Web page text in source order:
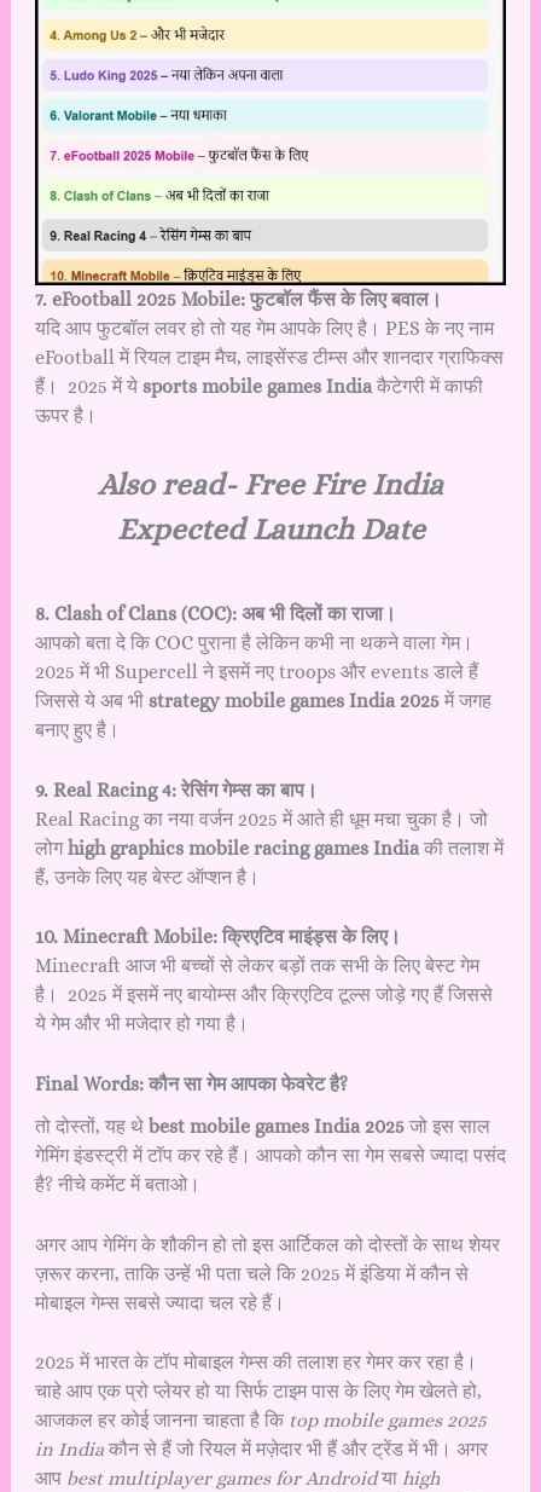
7. eFootball 2025 Mobile: फुटबॉल फैंस के लिए बवाल।
यदि आप फुटबॉल लवर हो तो यह गेम आपके लिए है। PES के नए नाम
eFootball में रियल टाइम मैच, लाइसेंस्ड टीम्स और शानदार ग्राफिक्स
हैं। 2025 में ये sports mobile games Indiaकैटेगरी में काफी
ऊपर है।
Also read- Free Fire India
Expected Launch Date
8. Clash of Clans (COC): अब भी दिलों का राजा।
आपको बता दे कि COC पुराना है लेकिन कभी ना थकने वाला गेम।
2025 में भी Supercell ने इसमें नए troops और events डाले हैं
जिससे ये अब भी strategy mobile games India 2025में जगह
बनाए हुए है।
9. Real Racing 4: रेसिंग गेम्स का बाप।
Real Racing का नया वर्जन 2025 में आते ही धूम मचा चुका है। जो
लोगhigh graphics mobile racing games Indiaकी तलाश में
हैं, उनके लिए यह बेस्ट ऑप्शन है।
10. Minecraft Mobile: क्रिएटिव माइंड्स के लिए।
Minecraft आज भी बच्चों से लेकर बड़ों तक सभी के लिए बेस्ट गेम
है। 2025 में इसमें नए बायोम्स और क्रिएटिव टूल्स जोड़े गए हैं जिससे
ये गेम और भी मजेदार हो गया है।
Final Words: कौन सा गेम आपका फेवरेट है?
तो दोस्तों, यह थे best mobile games India 2025जो इस साल
गेमिंग इंडस्ट्री में टॉप कर रहे हैं। आपको कौन सा गेम सबसे ज्यादा पसंद
है? नीचे कमेंट में बताओ।
अगर आप गेमिंग के शौकीन हो तो इस आर्टिकल को दोस्तों के साथ शेयर
ज़रूर करना, ताकि उन्हें भी पता चले कि 2025 में इंडिया में कौन से
मोबाइल गेम्स सबसे ज्यादा चल रहे हैं।
2025 में भारत के टॉप मोबाइल गेम्स की तलाश हर गेमर कर रहा है।
चाहे आप एक प्रो प्लेयर हो या सिर्फ टाइम पास के लिए गेम खेलते हो,
आजकल हर कोई जानना चाहता है कि top mobile games 2025
in Indiaकौन से हैं जो रियल में मज़ेदार भी हैं और ट्रेंड में भी। अगर
आप best multiplayer games for Androidया high